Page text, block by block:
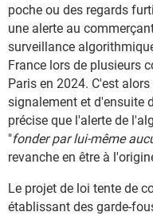
poche ou des regards
une alerte au
surveillance
France lors de plusieurs
Paris en 2024. C'est
signalement et d'ensuite
précise que l'alerte de
"fonder par lui-même
revanche en être à
Le projet de loi tente de
établissant des garde-